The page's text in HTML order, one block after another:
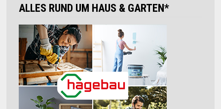
ALLES RUND UM HAUS & GARTEN*